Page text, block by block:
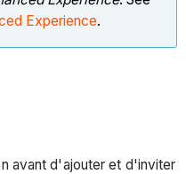
Experience.
avant d'ajouter et d'inviter